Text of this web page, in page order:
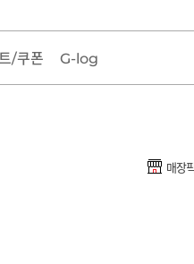
/쿠폰 G-log
매장